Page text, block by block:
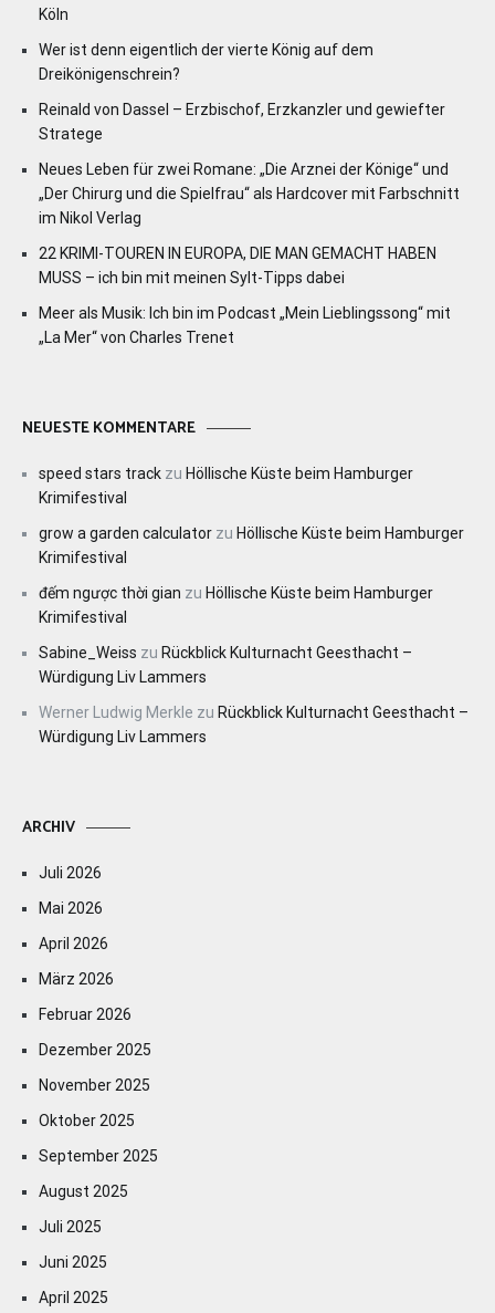
Köln
Wer ist denn eigentlich der vierte König auf dem
Dreikönigenschrein?
Reinald von Dassel – Erzbischof, Erzkanzler und gewiefter
Stratege
Neues Leben für zwei Romane: „Die Arznei der Könige“ und
„Der Chirurg und die Spielfrau“ als Hardcover mit Farbschnitt
im Nikol Verlag
22 KRIMI-TOUREN IN EUROPA, DIE MAN GEMACHT HABEN
MUSS – ich bin mit meinen Sylt-Tipps dabei
Meer als Musik: Ich bin im Podcast „Mein Lieblingssong“ mit
„La Mer“ von Charles Trenet
NEUESTE KOMMENTARE
speed stars track zu Höllische Küste beim Hamburger
Krimifestival
grow a garden calculator zu Höllische Küste beim Hamburger
Krimifestival
đếm ngược thời gian zu Höllische Küste beim Hamburger
Krimifestival
Sabine_Weiss zu Rückblick Kulturnacht Geesthacht –
Würdigung Liv Lammers
Werner Ludwig Merkle zu Rückblick Kulturnacht Geesthacht –
Würdigung Liv Lammers
ARCHIV
Juli 2026
Mai 2026
April 2026
März 2026
Februar 2026
Dezember 2025
November 2025
Oktober 2025
September 2025
August 2025
Juli 2025
Juni 2025
April 2025